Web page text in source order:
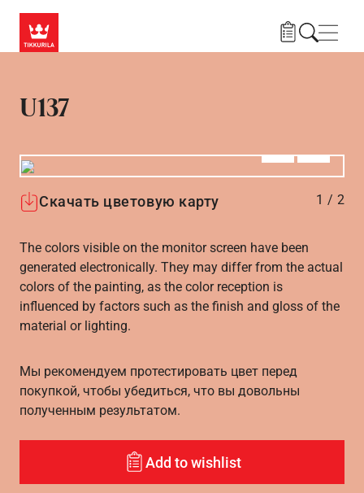
U137
Скачать цветовую карту 1 / 2
The colors visible on the monitor screen have been
generated electronically. They may differ from the actual
colors of the painting, as the color reception is
influenced by factors such as the finish and gloss of the
material or lighting.
Мы рекомендуем протестировать цвет перед
покупкой, чтобы убедиться, что вы довольны
полученным результатом.
Add to wishlist